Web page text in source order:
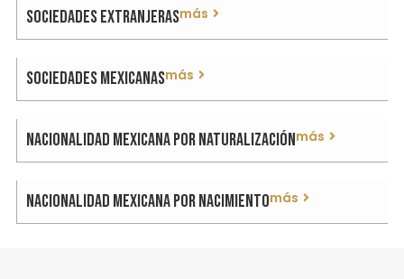
Sociedades extranjerasmás
Sociedades mexicanasmás
Nacionalidad mexicana por naturalizaciónmás
Nacionalidad mexicana por nacimientomás